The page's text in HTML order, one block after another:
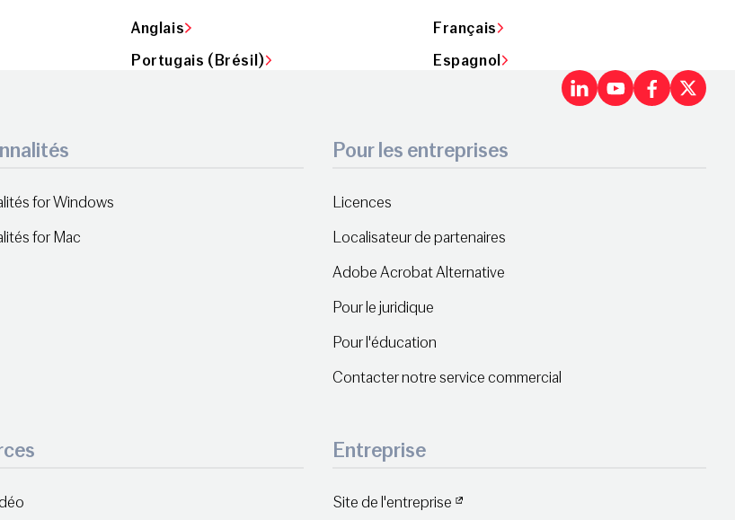
Anglais
Français
Portugais (Brésil) Espagnol
LinkedInX
for Windows
for Mac
Pour les entreprises
Licences
Localisateur de partenaires
Adobe Acrobat Alternative
Pour le juridique
Pour l'éducation
Contacter notre service commercial
Entreprise
Site de l'entreprise